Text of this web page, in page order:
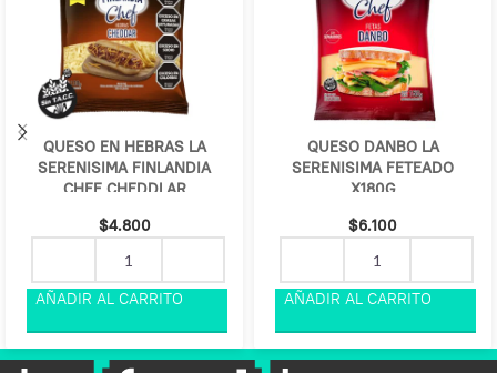
QUESO EN HEBRAS LA
SERENISIMA FINLANDIA
CHEF CHEDDLAR
$4.800
QUESO DANBO LA
SERENISIMA FETEADO
X180G
$6.100